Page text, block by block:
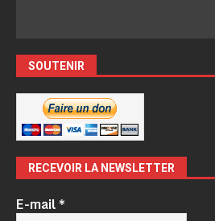
SOUTENIR
RECEVOIR LA NEWSLETTER
E-mail*